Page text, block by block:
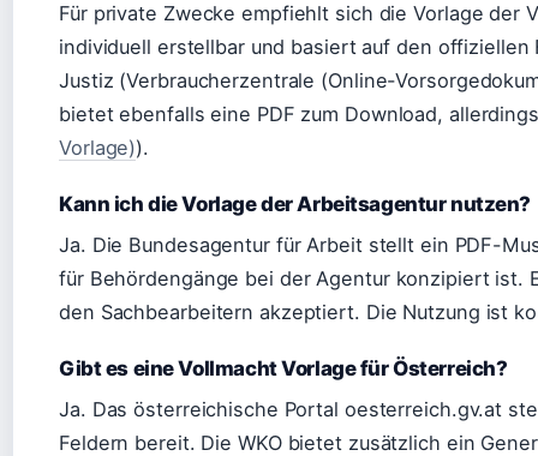
Für private Zwecke empfiehlt sich die Vorlage der
individuell erstellbar und basiert auf den offiziellen
Justiz (Verbraucherzentrale (Online-
bietet ebenfalls eine PDF zum Download,
Vorlage)).
Kann ich die Vorlage der Arbeitsagentur nutzen?
Ja. Die Bundesagentur für Arbeit stellt ein PDF-
für Behördengänge bei der Agentur konzipiert ist.
den Sachbearbeitern akzeptiert. Die Nutzung ist
Gibt es eine Vollmacht Vorlage für Österreich?
Ja. Das österreichische Portal oesterreich.gv.at
Feldern bereit. Die WKO bietet zusätzlich ein